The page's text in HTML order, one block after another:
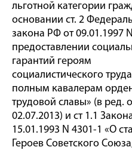
льготной категории
основании ст. 2
закона РФ от 09.01.1997
предоставлении
гарантий героям
социалистического
полным кавалерам
трудовой славы» (в ред.
02.07.2013) и ст 1.1
15.01.1993 N 4301-1 «О
Героев Советского